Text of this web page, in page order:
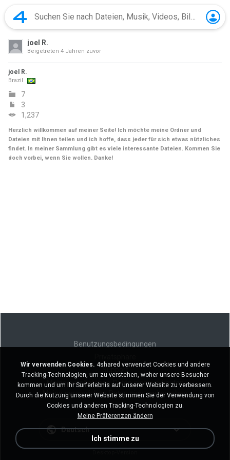
joel R.
Beigetreten 4 Jahren zuvor
joel R.
Brazil
7
3
1,237
Herzlich willkommen auf meiner Seite! Ich möchte meine Ordner und
Dateien mit Ihnen teilen und ich hoffe, dass jeder für sich etwas nützliches
findet. In meiner Sammlung gibt es viele interessante Dateien. Kommen Sie
doch vorbei, wenn Sie wollen. Danke!
Benutzungsbedingungen
Meine persönlichen Daten nicht verkaufen
Meine persönlichen Daten nicht weitergeben
Deutsch
Wir verwenden Cookies. 4shared verwendet Cookies und andere
Tracking-Technologien, um zu verstehen, woher unsere Besucher
kommen und um Ihr Surferlebnis auf unserer Website zu verbessern.
Durch die Nutzung unserer Website stimmen Sie der Verwendung von
Cookies und anderen Tracking-Technologien zu.
Meine Präferenzen ändern
Ich stimme zu